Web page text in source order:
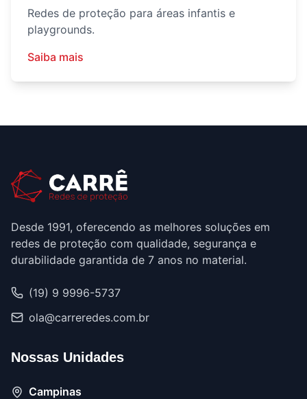
Redes de proteção para áreas infantis e
playgrounds.
Saiba mais
Desde 1991, oferecendo as melhores soluções em
redes de proteção com qualidade, segurança e
durabilidade garantida de 7 anos no material.
(19) 9 9996-5737
ola@carreredes.com.br
Nossas Unidades
Campinas